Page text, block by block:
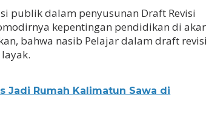
publik dalam penyusunan Draft Revisi
kepentingan pendidikan di akar
bahwa nasib Pelajar dalam draft revisi
Jadi Rumah Kalimatun Sawa di